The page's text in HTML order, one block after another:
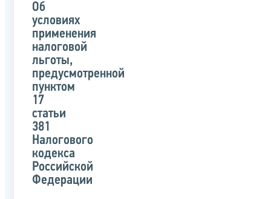
указанного
письма
Об
условиях
применения
налоговой
льготы,
предусмотренной
пунктом
17
статьи
381
Налогового
кодекса
Российской
Федерации